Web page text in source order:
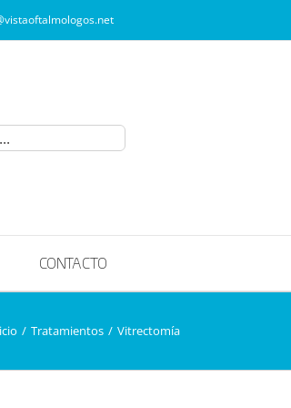
CONTACTO
/ Tratamientos / Vitrectomía